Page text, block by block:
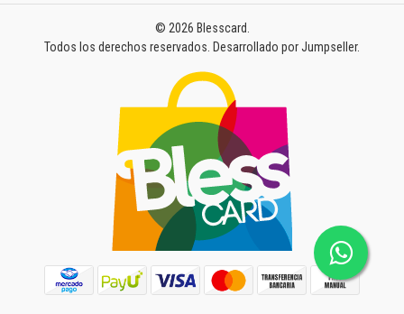
© 2026 Blesscard.
Todos los derechos reservados. Desarrollado por Jumpseller.